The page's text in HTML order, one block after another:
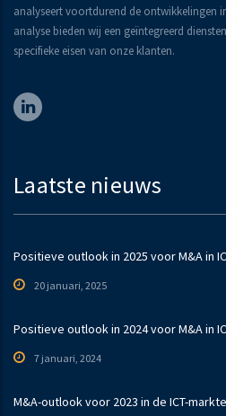
analyseert voortdurend de ontwikkelingen
analyse bieden wij een geïntegreerd
specifieke eisen van onze klanten.
Laatste nieuws
Positieve outlook in 2025 voor M&A in
20 januari, 2025
Positieve outlook in 2024 voor M&A in
7 januari, 2024
M&A-outlook voor 2023 in de ICT-